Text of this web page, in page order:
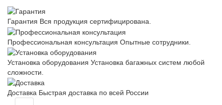
Гарантия Вся продукция сертифицирована.
Профессиональная консультация Опытные сотрудники.
Установка оборудования Установка багажных систем любой
сложности.
Доставка Быстрая доставка по всей России